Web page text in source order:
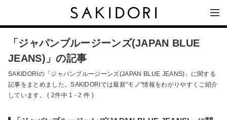
「ジャパンブルージーンズ(JAPAN BLUE
JEANS)」の記事
SAKIDORIの「ジャパンブルージーンズ(JAPAN BLUE JEANS)」に関する
記事をまとめました。SAKIDORIでは最新"モノ"情報をわかりやすくご紹介
しています。 ( 2件中 1 - 2 件 )